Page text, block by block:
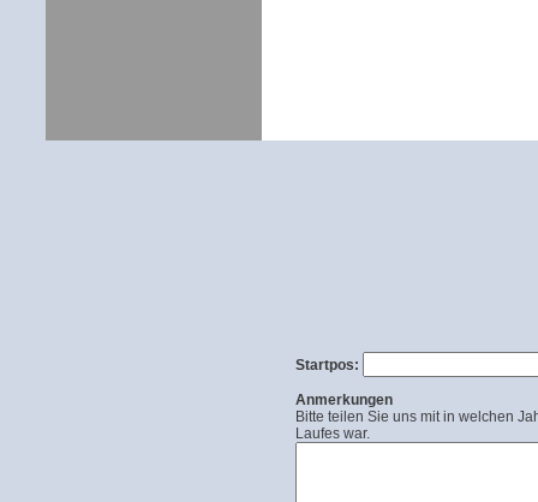
Startpos:
Anmerkungen
Bitte teilen Sie uns mit in welchen
Laufes war.